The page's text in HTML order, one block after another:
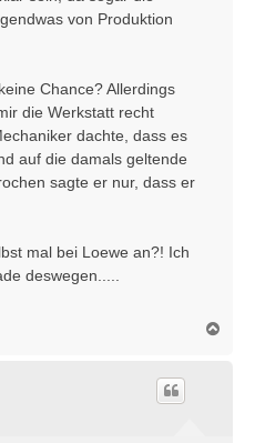
von Produktion
Chance? Allerdings
die Werkstatt recht
dachte, dass es
auf die damals geltende
sagte er nur, dass er
mal bei Loewe an?! Ich
deswegen.....